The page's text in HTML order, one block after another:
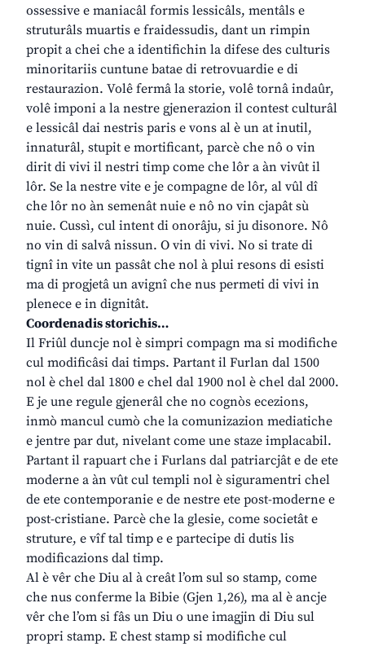
ossessive e maniacâl formis lessicâls, mentâls e
struturâls muartis e fraidessudis, dant un rimpin
propit a chei che a identifichin la difese des culturis
minoritariis cuntune batae di retrovuardie e di
restaurazion. Volê fermâ la storie, volê tornâ indaûr,
volê imponi a la nestre gjenerazion il contest culturâl
e lessicâl dai nestris paris e vons al è un at inutil,
innaturâl, stupit e mortificant, parcè che nô o vin
dirit di vivi il nestri timp come che lôr a àn vivût il
lôr. Se la nestre vite e je compagne de lôr, al vûl dî
che lôr no àn semenât nuie e nô no vin cjapât sù
nuie. Cussì, cul intent di onorâju, si ju disonore. Nô
no vin di salvâ nissun. O vin di vivi. No si trate di
tignî in vite un passât che nol à plui resons di esisti
ma di progjetâ un avignî che nus permeti di vivi in
plenece e in dignitât.
Coordenadis storichis…
Il Friûl duncje nol è simpri compagn ma si modifiche
cul modificâsi dai timps. Partant il Furlan dal 1500
nol è chel dal 1800 e chel dal 1900 nol è chel dal 2000.
E je une regule gjenerâl che no cognòs ecezions,
inmò mancul cumò che la comunizazion mediatiche
e jentre par dut, nivelant come une staze implacabil.
Partant il rapuart che i Furlans dal patriarcjât e de ete
moderne a àn vût cul templi nol è siguramentri chel
de ete contemporanie e de nestre ete post-moderne e
post-cristiane. Parcè che la glesie, come societât e
struture, e vîf tal timp e e partecipe di dutis lis
modificazions dal timp.
Al è vêr che Diu al à creât l’om sul so stamp, come
che nus conferme la Bibie (Gjen 1,26), ma al è ancje
vêr che l’om si fâs un Diu o une imagjin di Diu sul
propri stamp. E chest stamp si modifiche cul